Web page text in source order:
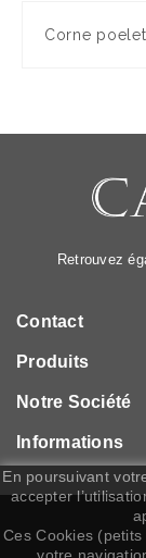
Corne
Retrouvez
Contact
Produits
Notre Société
Informations
En poursuivant
accepter
Ces Cookies